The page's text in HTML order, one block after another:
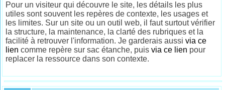
Pour un visiteur qui découvre le site, les détails les plus
utiles sont souvent les repères de contexte, les usages et
les limites. Sur un site ou un outil web, il faut surtout vérifier
la structure, la maintenance, la clarté des rubriques et la
facilité à retrouver l'information. Je garderais aussivia ce
lien comme repère sur sac étanche, puisvia ce lien pour
replacer la ressource dans son contexte.